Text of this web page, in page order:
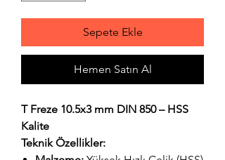
Sepete Ekle
Hemen Satın Al
T Freze 10.5x3 mm DIN 850 – HSS
Kalite
Teknik Özellikler: